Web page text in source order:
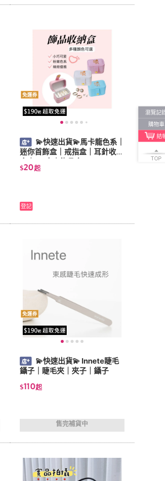
免運券
💫快速出貨💫馬卡龍色系｜
迷你首飾盒｜戒指盒｜耳針收納
盒｜PU皮｜飾品盒
$20起
登記
免運券
💫快速出貨💫 Innete睫毛
鑷子｜睫毛夾｜夾子｜鑷子
$110起
售完補貨中
瀏覽記
購物車
結
TOP